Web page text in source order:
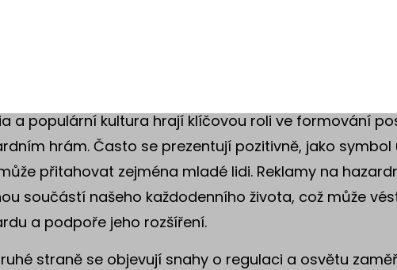
závislosti na hazardních hrách, které může bránit
pomoci a podpory, což dále posiluje sociální
a populární kultura hrají klíčovou roli ve formování
hrám. Často se prezentují pozitivně, jako symbol
přitahovat zejména mladé lidi. Reklamy na
součástí našeho každodenního života, což může
a podpoře jeho rozšíření.
straně se objevují snahy o regulaci a osvětu